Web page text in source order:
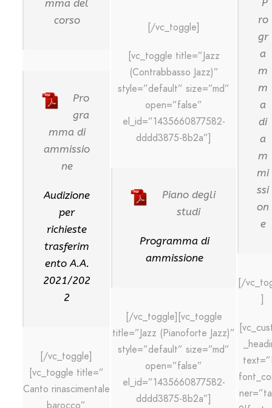
mma del
corso
Pro
gra
mma di
ammissio
ne
Audizione
per
richieste
trasferim
ento A.A.
2021/202
2
[/vc_toggle]
[vc_toggle title=”
Canto rinascimentale
[/vc_toggle]
[vc_toggle title=”Jazz
(Contrabbasso Jazz)”
style=”default” size=”md”
open=”false”
el_id=”1435660877582-
dddd3875-8b2a”]
Piano degli
studi
Programma di
ammissione
[/vc_toggle][vc_toggle
title=”Jazz (Pianoforte Jazz)”
style=”default” size=”md”
open=”false”
el_id=”1435660877582-
dddd3875-8b2a”]
P
ro
gr
a
m
m
a
di
a
m
mi
ssi
on
e
[/
]